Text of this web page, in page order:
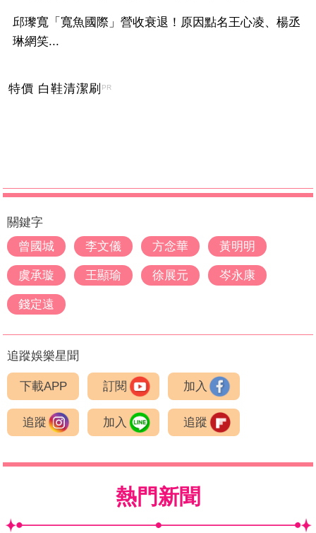
邱瓈寬「寬魚國際」營收衰退！原因點名王心凌、楊丞
琳網笑...
特價 白鞋清潔刷 PR
關鍵字
曾國城
李文儀 方念華 黃明明
虞承璇 王顯瑜 徐展元 岑永康
錢定遠
追蹤娛樂星聞
下載APP 訂閱 加入
追蹤 加入 追蹤
熱門新聞